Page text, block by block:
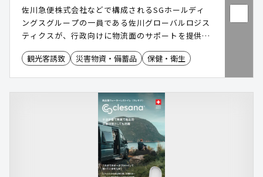
佐川急便株式会社などで構成されるSGホールディ
ングスグループの一員である佐川グローバルロジス
ティクスが、行政向けに物流面のサポートを提供し
ます。
観光客誘致
災害物資・備蓄品 保健・衛生